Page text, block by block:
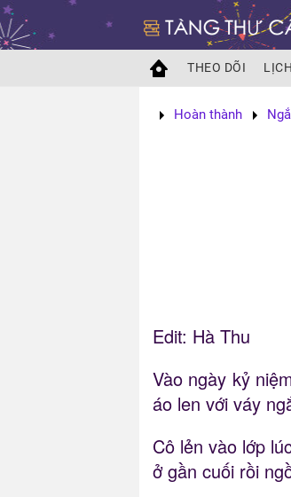
Skip to main content
THEO DÕI
Hoàn thành
Edit: Hà Thu
Vào ngày kỷ
áo len với váy
Cô lẻn vào lớp
ở gần cuối rồi